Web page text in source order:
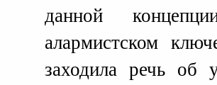
данной
алармистском
заходила речь об